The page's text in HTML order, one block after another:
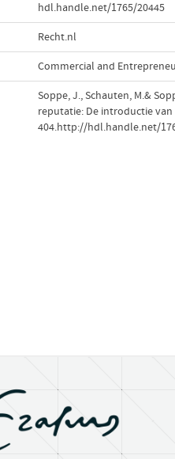
hdl.handle.net/1765/20445
Recht.nl
Commercial and
Soppe, J., Schauten, M.&
reputatie: De introductie
404.http://hdl.handle.net/